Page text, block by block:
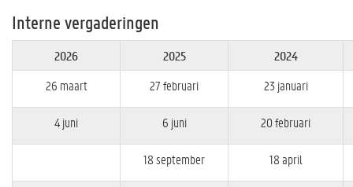
Interne vergaderingen
2026 2025
2024
26 maart
27 februari 23 januari
4 juni 6 juni 20 februari
18 september 18 april